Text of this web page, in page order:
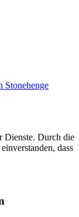
Stonehenge
Dienste. Durch die
dass